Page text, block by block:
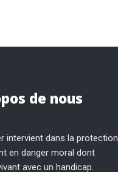
de nous
intervient dans la protection
en danger moral dont
avec un handicap.